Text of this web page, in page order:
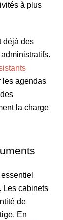
à plus
déjà des
les agendas
la charge
Les cabinets
de
En